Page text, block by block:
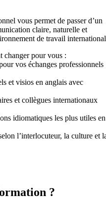
vous permet de passer d’un
claire, naturelle et
de travail
changer pour vous :
vos échanges professionnels
et visios en anglais avec
et collègues internationaux
idiomatiques les plus utiles en
l’interlocuteur, la culture et
?